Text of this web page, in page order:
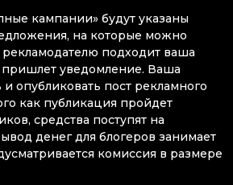
кампании» будут указаны
на которые можно
рекламодателю подходит ваша
пришлет уведомление. Ваша
и опубликовать пост рекламного
как публикация пройдет
средства поступят на
денег для блогеров занимает
комиссия в размере